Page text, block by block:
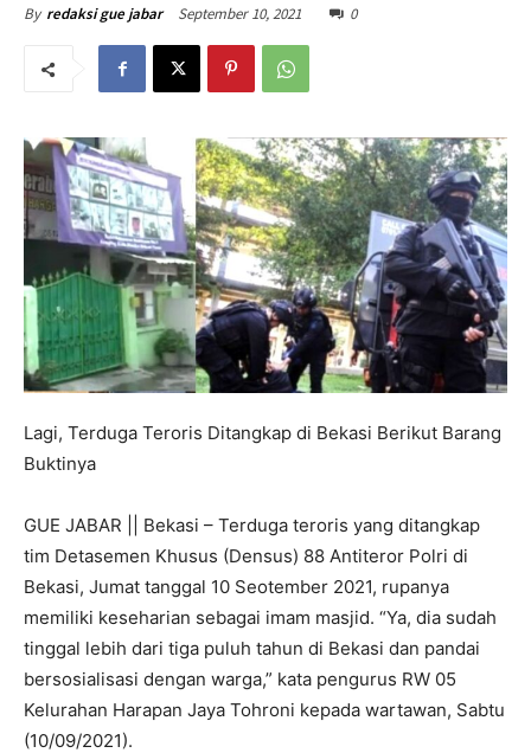
By redaksi gue jabar September 10, 2021 0
Lagi, Terduga Teroris Ditangkap di Bekasi Berikut Barang
Buktinya
GUE JABAR || Bekasi – Terduga teroris yang ditangkap
tim Detasemen Khusus (Densus) 88 Antiteror Polri di
Bekasi, Jumat tanggal 10 Seotember 2021, rupanya
memiliki keseharian sebagai imam masjid. “Ya, dia sudah
tinggal lebih dari tiga puluh tahun di Bekasi dan pandai
bersosialisasi dengan warga,” kata pengurus RW 05
Kelurahan Harapan Jaya Tohroni kepada wartawan, Sabtu
(10/09/2021).